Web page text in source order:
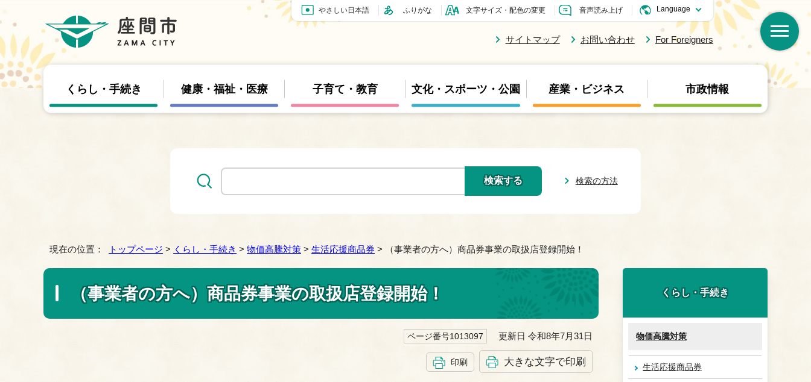
やさしい日本語 ふりがな 文字サイズ・配色の変更 音声読み上げ
サイトマップ お問い合わせ For Foreigners
くらし・手続き 健康・福祉・医療 子育て・教育 文化・スポーツ・公園 産業・ビジネス 市政情報
検索の方法
現在の位置： トップページ > くらし・手続き > 物価高騰対策 > 生活応援商品券 > （事業者の方へ）商品券事業の取扱店登録開始！
（事業者の方へ）商品券事業の取扱店登録開始！
ページ番号1013097 更新日 令和8年7月31日
印刷 大きな文字で印刷
くらし・手続き
物価高騰対策
生活応援商品券